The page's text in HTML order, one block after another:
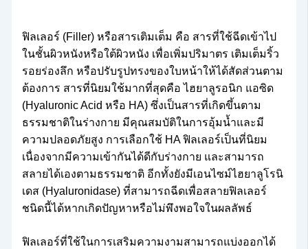
ฟิลเลอร์ (Filler) หรือสารเติมเต็ม คือ สารที่ใช้ฉีดเข้าไป
ในชั้นผิวหนังหรือใต้ผิวหนัง เพื่อเพิ่มปริมาตร เติมเต็มริ้ว
รอยร่องลึก หรือปรับรูปทรงของใบหน้าให้ได้สัดส่วนตาม
ต้องการ สารที่นิยมใช้มากที่สุดคือ ไฮยาลูรอนิก แอซิด
(Hyaluronic Acid หรือ HA) ซึ่งเป็นสารที่เกิดขึ้นตาม
ธรรมชาติในร่างกาย มีคุณสมบัติในการอุ้มน้ำและมี
ความปลอดภัยสูง การเลือกใช้ HA ฟิลเลอร์เป็นที่นิยม
เนื่องจากมีความเข้ากันได้ดีกับร่างกาย และสามารถ
สลายได้เองตามธรรมชาติ อีกทั้งยังมีเอนไซม์ไฮยาลูโรนิ
เดส (Hyaluronidase) ที่สามารถฉีดเพื่อสลายฟิลเลอร์
ชนิดนี้ได้หากเกิดปัญหาหรือไม่พึงพอใจในผลลัพธ์
ฟิลเลอร์ที่ใช้ในการเสริมความงามสามารถแบ่งออกได้